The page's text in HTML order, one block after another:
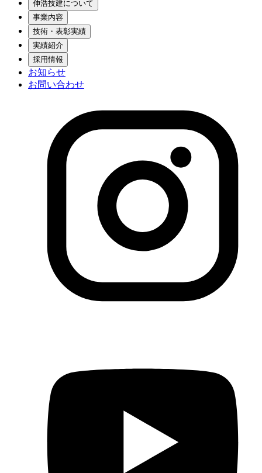
伸浩技建について
事業内容
技術・表彰実績
実績紹介
採用情報
お知らせ
お問い合わせ